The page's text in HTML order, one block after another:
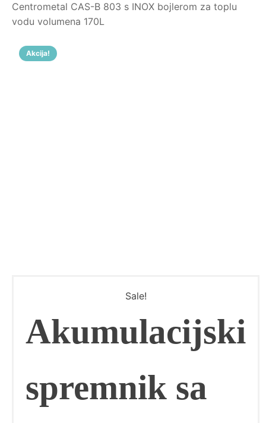
Centrometal CAS-B 803 s INOX bojlerom za toplu
vodu volumena 170L
Akcija!
Sale!
Akumulacijski
spremnik sa